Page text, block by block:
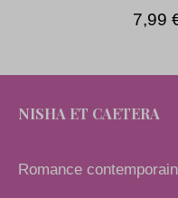
7,99
NISHA ET CAETERA
Romance